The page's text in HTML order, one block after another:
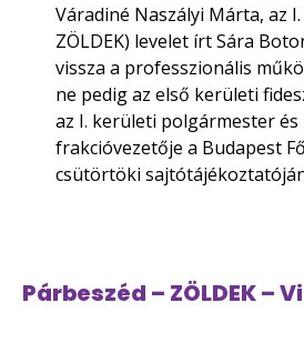
Váradiné Naszályi Márta, az
ZÖLDEK) levelet írt Sára
vissza a professzionális
ne pedig az első kerületi
az I. kerületi polgármester és
frakcióvezetője a Budapest
csütörtöki
Párbeszéd – ZÖLDEK –